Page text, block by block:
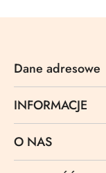
Dane adresowe
INFORMACJE
O NAS